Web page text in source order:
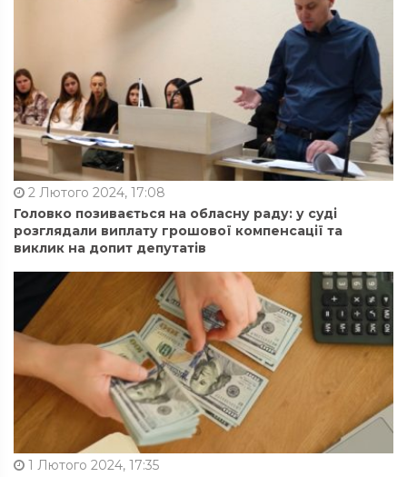
2 Лютого 2024, 17:08
Головко позивається на обласну раду: у суді
розглядали виплату грошової компенсації та
виклик на допит депутатів
1 Лютого 2024, 17:35